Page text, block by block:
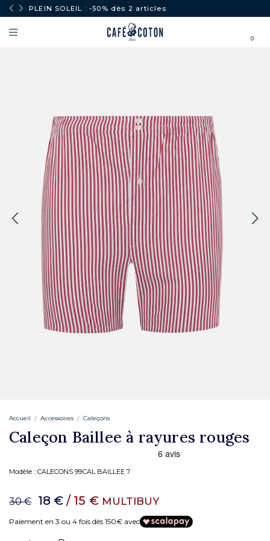
PLEIN SOLEIL : -50% dès 2 articles
0
Accueil Accessoires Caleçons
Caleçon Baillee à rayures rouges
Modèle : CALECONS 99CAL BAILLEE 7
30 € 18 €/ 15 € MULTIBUY
Paiement en 3 ou 4 fois dès 150€ avec